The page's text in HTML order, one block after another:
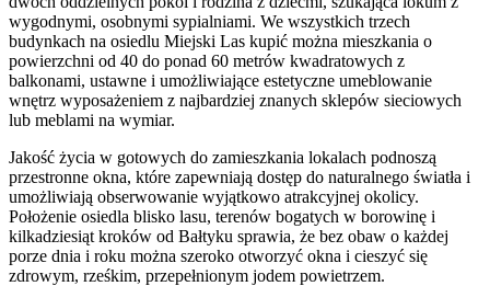
wygodnymi, osobnymi sypialniami. We wszystkich trzech
budynkach na osiedlu Miejski Las kupić można mieszkania o
powierzchni od 40 do ponad 60 metrów kwadratowych z
balkonami, ustawne i umożliwiające estetyczne umeblowanie
wnętrz wyposażeniem z najbardziej znanych sklepów sieciowych
lub meblami na wymiar.
Jakość życia w gotowych do zamieszkania lokalach podnoszą
przestronne okna, które zapewniają dostęp do naturalnego światła i
umożliwiają obserwowanie wyjątkowo atrakcyjnej okolicy.
Położenie osiedla blisko lasu, terenów bogatych w borowinę i
kilkadziesiąt kroków od Bałtyku sprawia, że bez obaw o każdej
porze dnia i roku można szeroko otworzyć okna i cieszyć się
zdrowym, rześkim, przepełnionym jodem powietrzem.